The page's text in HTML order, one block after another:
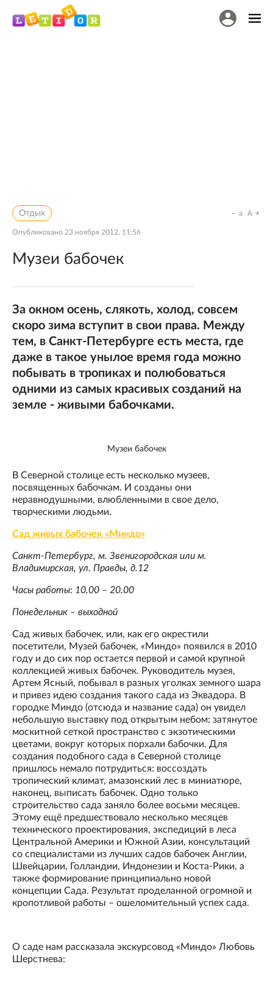
Отдых
Опубликовано 23 ноября 2012, 11:56
a A
Музеи бабочек
За окном осень, слякоть, холод, совсем
скоро зима вступит в свои права. Между
тем, в Санкт-Петербурге есть места, где
даже в такое унылое время года можно
побывать в тропиках и полюбоваться
одними из самых красивых созданий на
земле - живыми бабочками.
Музеи бабочек
В Северной столице есть несколько музеев,
посвященных бабочкам. И созданы они
неравнодушными, влюбленными в свое дело,
творческими людьми.
Сад живых бабочек «Миндо»
Санкт-Петербург, м. Звенигородская или м.
Владимирская, ул. Правды, д.12
Часы работы: 10.00 – 20.00
Понедельник – выходной
Сад живых бабочек, или, как его окрестили
посетители, Музей бабочек, «Миндо» появился в 2010
году и до сих пор остается первой и самой крупной
коллекцией живых бабочек. Руководитель музея,
Артем Ясный, побывал в разных уголках земного шара
и привез идею создания такого сада из Эквадора. В
городке Миндо (отсюда и название сада) он увидел
небольшую выставку под открытым небом: затянутое
москитной сеткой пространство с экзотическими
цветами, вокруг которых порхали бабочки. Для
создания подобного сада в Северной столице
пришлось немало потрудиться: воссоздать
тропический климат, амазонский лес в миниатюре,
наконец, выписать бабочек. Одно только
строительство сада заняло более восьми месяцев.
Этому ещё предшествовало несколько месяцев
технического проектирования, экспедиций в леса
Центральной Америки и Южной Азии, консультаций
со специалистами из лучших садов бабочек Англии,
Швейцарии, Голландии, Индонезии и Коста-Рики, а
также формирование принципиально новой
концепции Сада. Результат проделанной огромной и
кропотливой работы – ошеломительный успех сада.
О саде нам рассказала экскурсовод «Миндо» Любовь
Шерстнева: